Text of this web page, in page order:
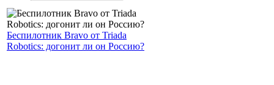
Беспилотник Bravo от Triada
Robotics: догонит ли он Россию?